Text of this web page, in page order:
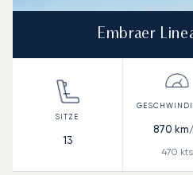
Embraer
13
870
470 kts